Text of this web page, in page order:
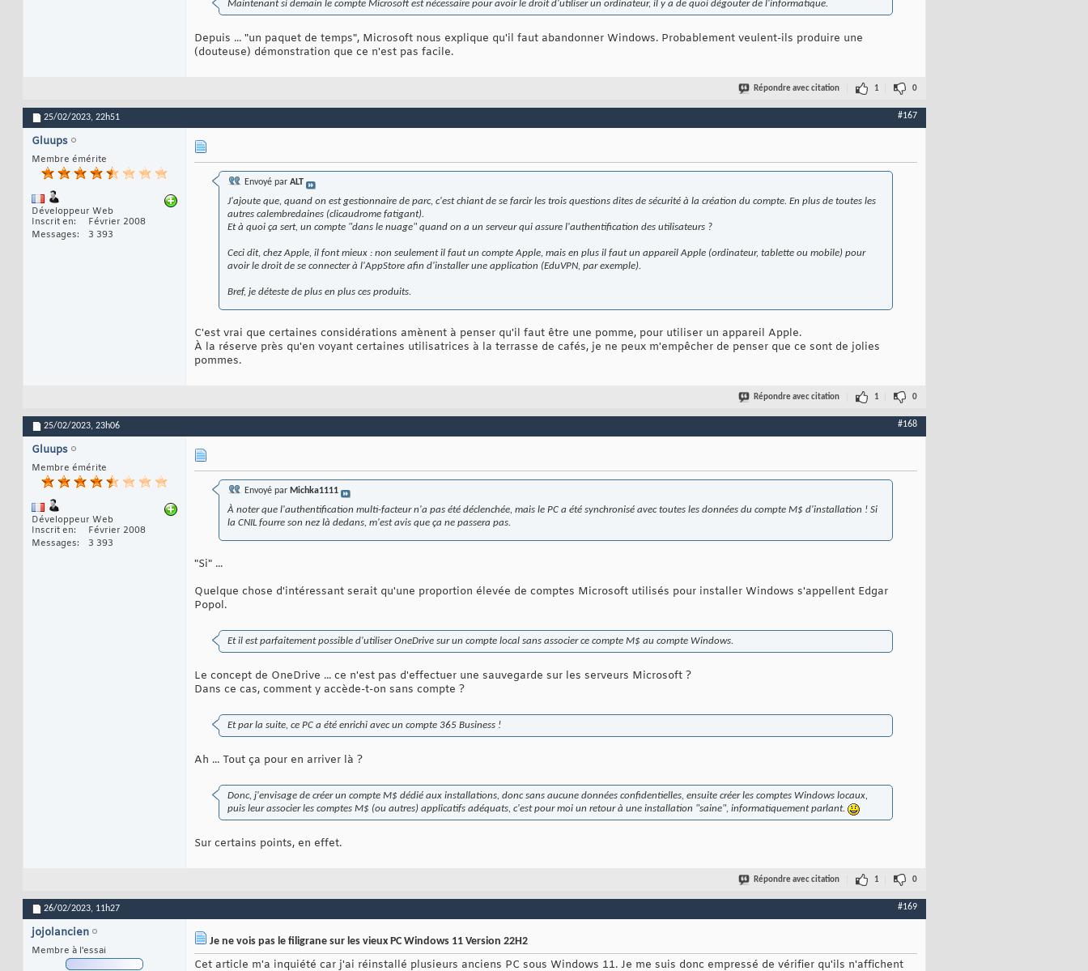
Maintenant si demain le compte Microsoft est nécessaire pour avoir le droit d'utiliser un ordinateur, il y a de quoi dégouter de l'informatique.
Depuis ... "un paquet de temps", Microsoft nous explique qu'il faut abandonner Windows. Probablement veulent-ils produire une
(douteuse) démonstration que ce n'est pas facile.
Répondre avec citation 1 0
25/02/2023, 22h51 #167
Gluups
Membre émérite
Développeur Web
Inscrit en
Février 2008
Messages
3 393
Envoyé par ALT
J'ajoute que, quand on est gestionnaire de parc, c'est chiant de se farcir les trois questions dites de sécurité à la création du compte. En plus de toutes les
autres calembredaines (clicaudrome fatigant).
Et à quoi ça sert, un compte "dans le nuage" quand on a un serveur qui assure l'authentification des utilisateurs ?
Ceci dit, chez Apple, il font mieux : non seulement il faut un compte Apple, mais en plus il faut un appareil Apple (ordinateur, tablette ou mobile) pour
avoir le droit de se connecter à l'AppStore afin d'installer une application (EduVPN, par exemple).
Bref, je déteste de plus en plus ces produits.
C'est vrai que certaines considérations amènent à penser qu'il faut être une pomme, pour utiliser un appareil Apple.
À la réserve près qu'en voyant certaines utilisatrices à la terrasse de cafés, je ne peux m'empêcher de penser que ce sont de jolies
pommes.
Répondre avec citation 1 0
25/02/2023, 23h06 #168
Gluups
Membre émérite
Développeur Web
Inscrit en
Février 2008
Messages
3 393
Envoyé par Michka1111
À noter que l'authentification multi-facteur n'a pas été déclenchée, mais le PC a été synchronisé avec toutes les données du compte M$ d'installation ! Si
la CNIL fourre son nez là dedans, m'est avis que ça ne passera pas.
"Si" ...
Quelque chose d'intéressant serait qu'une proportion élevée de comptes Microsoft utilisés pour installer Windows s'appellent Edgar
Popol.
Et il est parfaitement possible d'utiliser OneDrive sur un compte local sans associer ce compte M$ au compte Windows.
Le concept de OneDrive ... ce n'est pas d'effectuer une sauvegarde sur les serveurs Microsoft ?
Dans ce cas, comment y accède-t-on sans compte ?
Et par la suite, ce PC a été enrichi avec un compte 365 Business !
Ah ... Tout ça pour en arriver là ?
Donc, j'envisage de créer un compte M$ dédié aux installations, donc sans aucune données confidentielles, ensuite créer les comptes Windows locaux,
puis leur associer les comptes M$ (ou autres) applicatifs adéquats, c'est pour moi un retour à une installation "saine", informatiquement parlant.
Sur certains points, en effet.
Répondre avec citation 1 0
26/02/2023, 11h27 #169
jojolancien
Membre à l'essai
Je ne vois pas le filigrane sur les vieux PC Windows 11 Version 22H2
Cet article m'a inquiété car j'ai réinstallé plusieurs anciens PC sous Windows 11. Je me suis donc empressé de vérifier qu'ils n'affichent